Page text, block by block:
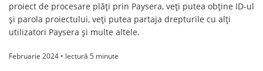
proiect de procesare plăți prin Paysera, veți putea obține ID-ul
și parola proiectului, veți putea partaja drepturile cu alți
utilizatori Paysera și multe altele.
Februarie 2024 • lectură 5 minute